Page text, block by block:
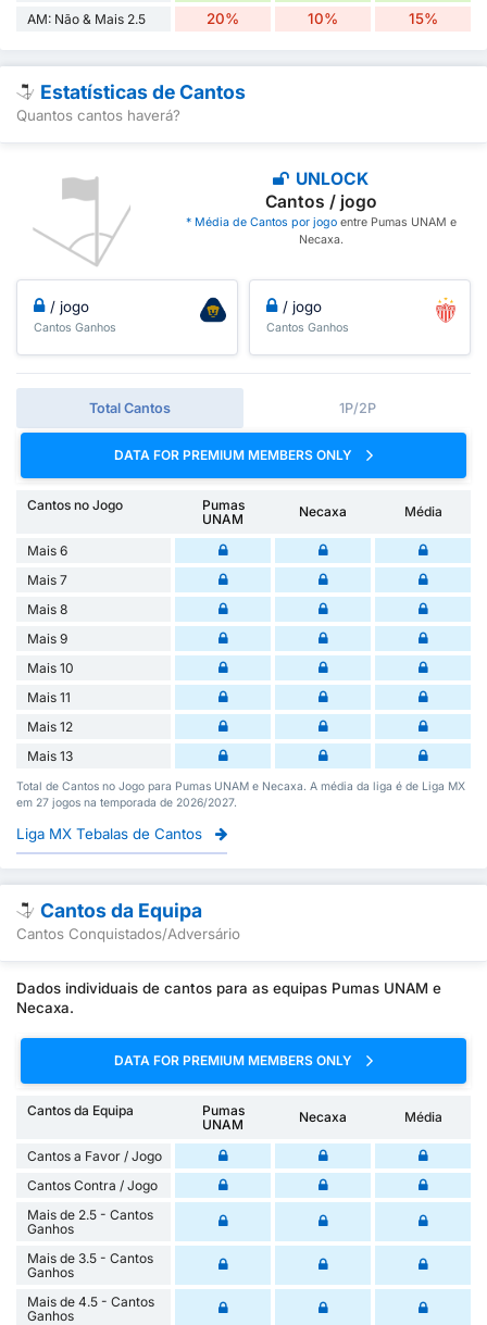
AM: Não & Mais 2.5 20% 10% 15%
Estatísticas de Cantos
Quantos cantos haverá?
UNLOCK
Cantos / jogo
* Média de Cantos por jogoentre Pumas UNAM e
Necaxa.
/ jogo
Cantos Ganhos
/ jogo
Cantos Ganhos
Total Cantos 1P/2P
DATA FOR PREMIUM MEMBERS ONLY
Cantos no Jogo
Pumas
UNAM
Necaxa Média
Mais 6
Mais 7
Mais 8
Mais 9
Mais 10
Mais 11
Mais 12
Mais 13
Total de Cantos no Jogo para Pumas UNAM e Necaxa. A média da liga é de Liga MX
em 27 jogos na temporada de 2026/2027.
Liga MX Tebalas de Cantos
Cantos da Equipa
Cantos Conquistados/Adversário
Dados individuais de cantos para as equipas Pumas UNAM e
Necaxa.
DATA FOR PREMIUM MEMBERS ONLY
Cantos da Equipa
Pumas
UNAM
Necaxa Média
Cantos a Favor / Jogo
Cantos Contra / Jogo
Mais de 2.5 - Cantos
Ganhos
Mais de 3.5 - Cantos
Ganhos
Mais de 4.5 - Cantos
Ganhos